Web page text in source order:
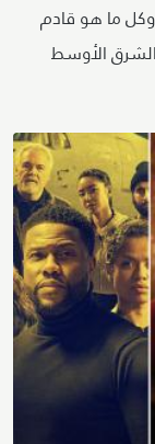
ما هو قادم
في منطقة الشرق الأوسط